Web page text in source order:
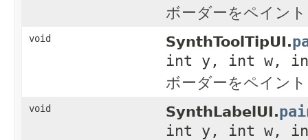
ボーダーをペイン
void SynthToolTipUI.
int y, int w,
ボーダーをペイン
void SynthLabelUI.
int y, int w,